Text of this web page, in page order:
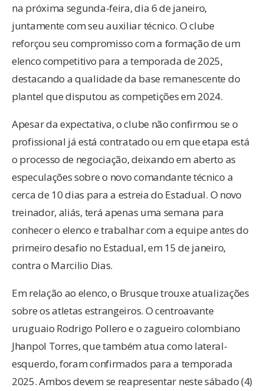
na próxima segunda-feira, dia 6 de janeiro,
juntamente com seu auxiliar técnico. O clube
reforçou seu compromisso com a formação de um
elenco competitivo para a temporada de 2025,
destacando a qualidade da base remanescente do
plantel que disputou as competições em 2024.
Apesar da expectativa, o clube não confirmou se o
profissional já está contratado ou em que etapa está
o processo de negociação, deixando em aberto as
especulações sobre o novo comandante técnico a
cerca de 10 dias para a estreia do Estadual. O novo
treinador, aliás, terá apenas uma semana para
conhecer o elenco e trabalhar com a equipe antes do
primeiro desafio no Estadual, em 15 de janeiro,
contra o Marcilio Dias.
Em relação ao elenco, o Brusque trouxe atualizações
sobre os atletas estrangeiros. O centroavante
uruguaio Rodrigo Pollero e o zagueiro colombiano
Jhanpol Torres, que também atua como lateral-
esquerdo, foram confirmados para a temporada
2025. Ambos devem se reapresentar neste sábado (4)